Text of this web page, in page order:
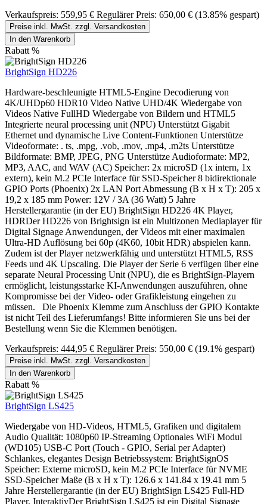
Verkaufspreis: 559,95 € Regulärer Preis: 650,00 € (13.85% gespart)
Preise inkl. MwSt. zzgl. Versandkosten
In den Warenkorb
Rabatt %
BrightSign HD226
Hardware-beschleunigte HTML5-Engine Decodierung von
4K/UHDp60 HDR10 Video Native UHD/4K Wiedergabe von
Videos Native FullHD Wiedergabe von Bildern und HTML5
Integrierte neural processing unit (NPU) Unterstützt Gigabit
Ethernet und dynamische Live Content-Funktionen Unterstütze
Videoformate: . ts, .mpg, .vob, .mov, .mp4, .m2ts Unterstütze
Bildformate: BMP, JPEG, PNG Unterstütze Audioformate: MP2,
MP3, AAC, and WAV (AC) Speicher: 2x microSD (1x intern, 1x
extern), kein M.2 PCIe Interface für SSD-Speicher 8 bidirektionale
GPIO Ports (Phoenix) 2x LAN Port Abmessung (B x H x T): 205 x
19,2 x 185 mm Power: 12V / 3A (36 Watt) 5 Jahre
Herstellergarantie (in der EU) BrightSign HD226 4K Player,
HDRDer HD226 von Brightsign ist ein Multizonen Mediaplayer für
Digital Signage Anwendungen, der Videos mit einer maximalen
Ultra-HD Auflösung bei 60p (4K60, 10bit HDR) abspielen kann.
Zudem ist der Player netzwerkfähig und unterstützt HTML5, RSS
Feeds und 4K Upscaling. Die Player der Serie 6 verfügen über eine
separate Neural Processing Unit (NPU), die es BrightSign-Playern
ermöglicht, leistungsstarke KI-Anwendungen auszuführen, ohne
Kompromisse bei der Video- oder Grafikleistung eingehen zu
müssen. Die Phoenix Klemme zum Anschluss der GPIO Kontakte
ist nicht Teil des Lieferumfangs! Bitte informieren Sie uns bei der
Bestellung wenn Sie die Klemmen benötigen.
Verkaufspreis: 444,95 € Regulärer Preis: 550,00 € (19.1% gespart)
Preise inkl. MwSt. zzgl. Versandkosten
In den Warenkorb
Rabatt %
BrightSign LS425
Wiedergabe von HD-Videos, HTML5, Grafiken und digitalem
Audio Qualität: 1080p60 IP-Streaming Optionales WiFi Modul
(WD105) USB-C Port (Touch - GPIO, Serial per Adapter)
Schlankes, elegantes Design Betriebssystem: BrightSignOS
Speicher: Externe microSD, kein M.2 PCIe Interface für NVME
SSD-Speicher Maße (B x H x T): 126.6 x 141.84 x 19.41 mm 5
Jahre Herstellergarantie (in der EU) BrightSign LS425 Full-HD
Player, InteraktivDer BrightSign LS425 ist ein Digital Signage